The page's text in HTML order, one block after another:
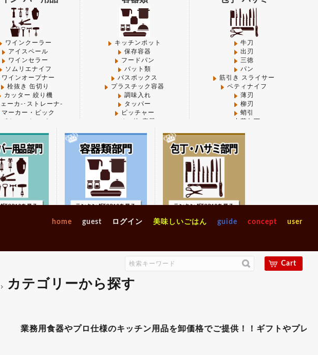
version of PHP) in
/mnt/disk1/www/favorite-kitchen/pub/shop/wp-
in a future version of PHP) in/mnt/disk1/www/favorite-
version of PHP) in
/mnt/disk1/www/favorite-kitchen/pub/shop/wp-
in a future version of PHP) in /mnt/disk1/www/favorite-
a future version of PHP) in/mnt/disk1/www/favorite-
in a future version of PHP) in
/mnt/disk1/www/favorite-
2"? in
/mnt/disk1/www/favorite-kitchen/pub/shop/wp-
home guest ログイン 美味しいごはん guide concept user
Cart
カテゴリーから探す
用食器やプロ仕様のキッチン用品を卸価格でご提供！！ギフトやプレゼント
バキュ
ワインクーラー
アイスペール
ワインセラー
ソムリエナイフ
ワインオープナー
栓抜き 缶切り
カッター 絞り機
ェーカ-･ストレーナ-
マーカー・ピック
キッチンポット
保存容器
フードパン
バット類
バスボックス
プラスチック容器
調味入れ
タッパー
ピッチャー
牛刀
出刃
三徳
パン
筋引き スライサー
ペティナイフ
薄刃
柳刃
蛸引
その他-ハサミ類
マナ板類
調理機械
キサー＆ジューサー
はかり・タイマー
イスクリームマシン
整理＆店舗用品
シンク周り
のぼり・吊下げ旗
オープンプレート
メニューブック
5,000円～9,999円
25,000円～29,999円
30,000円以上